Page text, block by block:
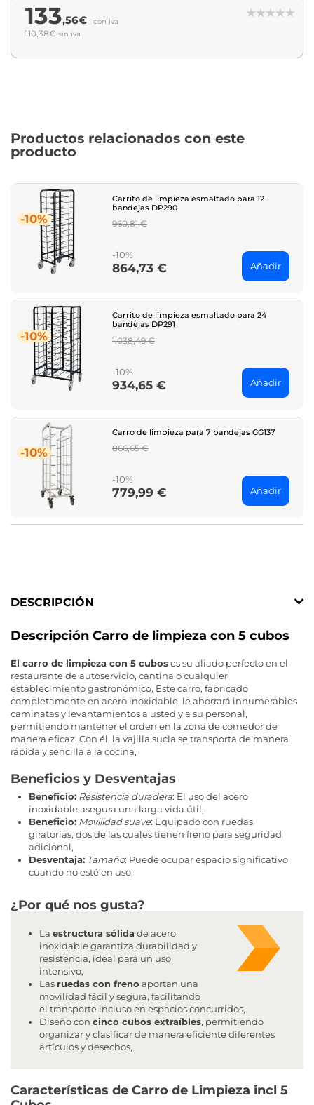
133,56€ con iva
110,38€ sin iva
Productos relacionados con este
producto
-10%
Carrito de limpieza esmaltado para 12
bandejas DP290
Regular
960,81 €
-10%
Price
864,73 € Añadir
-10%
Carrito de limpieza esmaltado para 24
bandejas DP291
Regular
1.038,49 €
-10%
Price
934,65 € Añadir
-10%
Carro de limpieza para 7 bandejas GG137
Regular
866,65 €
-10%
Price
779,99 € Añadir
DESCRIPCIÓN
Descripción Carro de limpieza con 5 cubos
El carro de limpieza con 5 cuboses su aliado perfecto en el
restaurante de autoservicio, cantina o cualquier
establecimiento gastronómico, Este carro, fabricado
completamente en acero inoxidable, le ahorrará innumerables
caminatas y levantamientos a usted y a su personal,
permitiendo mantener el orden en la zona de comedor de
manera eficaz, Con él, la vajilla sucia se transporta de manera
rápida y sencilla a la cocina,
Beneficios y Desventajas
Beneficio: Resistencia duradera: El uso del acero
inoxidable asegura una larga vida útil,
Beneficio: Movilidad suave: Equipado con ruedas
giratorias, dos de las cuales tienen freno para seguridad
adicional,
Desventaja: Tamaño: Puede ocupar espacio significativo
cuando no esté en uso,
¿Por qué nos gusta?
La estructura sólida de acero
inoxidable garantiza durabilidad y
resistencia, ideal para un uso
intensivo,
Las ruedas con freno aportan una
movilidad fácil y segura, facilitando
el transporte incluso en espacios concurridos,
Diseño con cinco cubos extraíbles, permitiendo
organizar y clasificar de manera eficiente diferentes
artículos y desechos,
Características de Carro de Limpieza incl 5